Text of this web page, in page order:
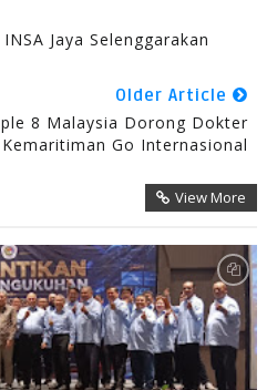
Jaya Selenggarakan
Older Article
8 Malaysia Dorong Dokter
Go Internasional
View More